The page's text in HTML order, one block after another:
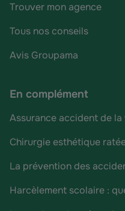
Trouver mon agence
Tous nos conseils
Avis Groupama
En complément
Assurance accident de la
Chirurgie esthétique
La prévention des
Harcèlement scolaire :